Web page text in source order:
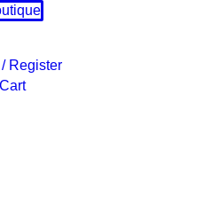
Register
Cart